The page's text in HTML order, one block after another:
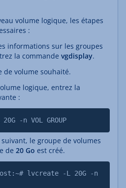
volume logique, les étapes
:
informations sur les groupes
la commande vgdisplay.
de volume souhaité.
logique, entrez la
:
-n VOL GROUP
le groupe de volumes
de 20 Go est créé.
lvcreate -L 20G -n